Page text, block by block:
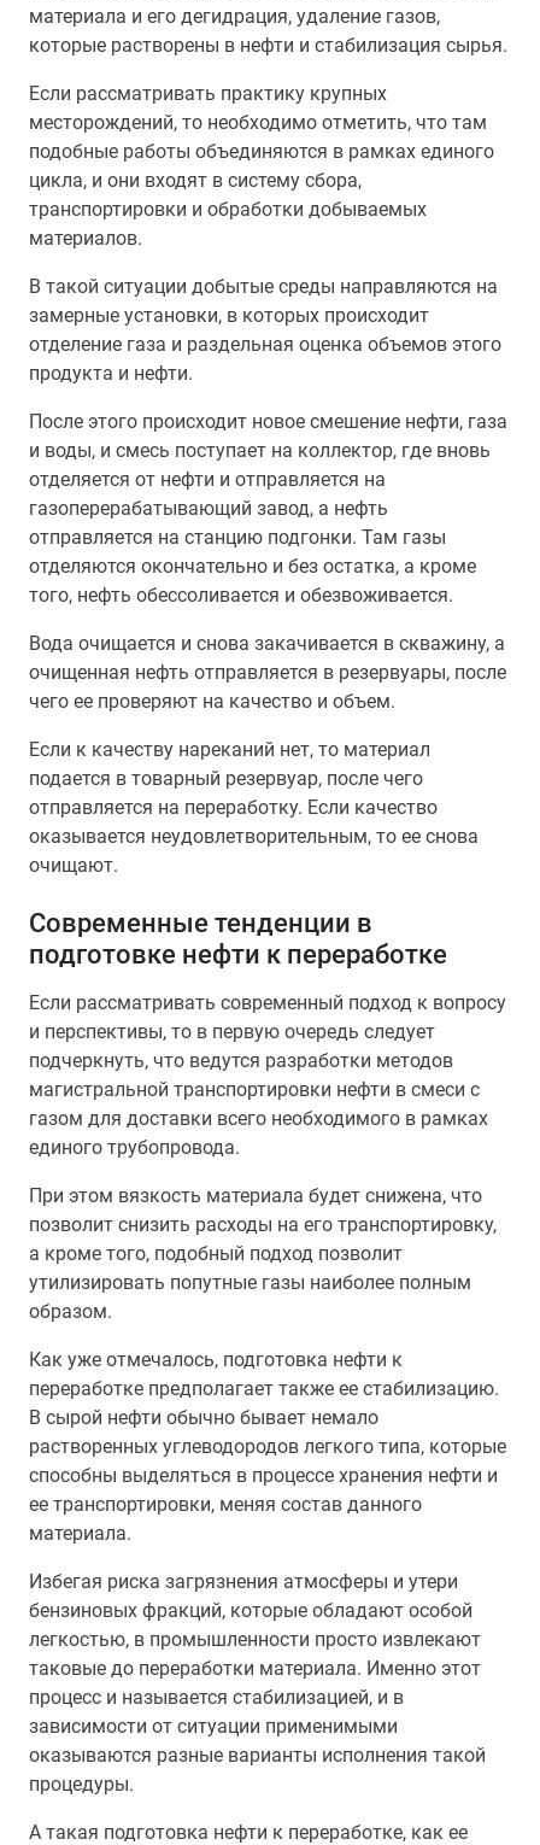
материала и его дегидрация, удаление газов,
которые растворены в нефти и стабилизация сырья.
Если рассматривать практику крупных
месторождений, то необходимо отметить, что там
подобные работы объединяются в рамках единого
цикла, и они входят в систему сбора,
транспортировки и обработки добываемых
материалов.
В такой ситуации добытые среды направляются на
замерные установки, в которых происходит
отделение газа и раздельная оценка объемов этого
продукта и нефти.
После этого происходит новое смешение нефти, газа
и воды, и смесь поступает на коллектор, где вновь
отделяется от нефти и отправляется на
газоперерабатывающий завод, а нефть
отправляется на станцию подгонки. Там газы
отделяются окончательно и без остатка, а кроме
того, нефть обессоливается и обезвоживается.
Вода очищается и снова закачивается в скважину, а
очищенная нефть отправляется в резервуары, после
чего ее проверяют на качество и объем.
Если к качеству нареканий нет, то материал
подается в товарный резервуар, после чего
отправляется на переработку. Если качество
оказывается неудовлетворительным, то ее снова
очищают.
Современные тенденции в
подготовке нефти к переработке
Если рассматривать современный подход к вопросу
и перспективы, то в первую очередь следует
подчеркнуть, что ведутся разработки методов
магистральной транспортировки нефти в смеси с
газом для доставки всего необходимого в рамках
единого трубопровода.
При этом вязкость материала будет снижена, что
позволит снизить расходы на его транспортировку,
а кроме того, подобный подход позволит
утилизировать попутные газы наиболее полным
образом.
Как уже отмечалось, подготовка нефти к
переработке предполагает также ее стабилизацию.
В сырой нефти обычно бывает немало
растворенных углеводородов легкого типа, которые
способны выделяться в процессе хранения нефти и
ее транспортировки, меняя состав данного
материала.
Избегая риска загрязнения атмосферы и утери
бензиновых фракций, которые обладают особой
легкостью, в промышленности просто извлекают
таковые до переработки материала. Именно этот
процесс и называется стабилизацией, и в
зависимости от ситуации применимыми
оказываются разные варианты исполнения такой
процедуры.
А такая подготовка нефти к переработке, как ее